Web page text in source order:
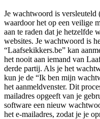
Je wachtwoord is
waardoor het op een veilige
aan te raden dat je hetzelfde
websites. Je wachtwoord is
“Laafsekikkers.be” kan
het nooit aan iemand van
derde partij. Als je het
kun je de “Ik ben mijn
het aanmeldvenster. Dit
mailadres opgeeft van je
software een nieuw
het e-mailadres, zodat je je